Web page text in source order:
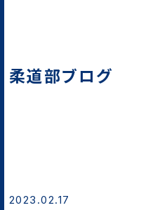
柔道部ブログ
2023.02.17